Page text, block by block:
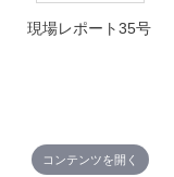
現場レポート35号
コンテンツを開く